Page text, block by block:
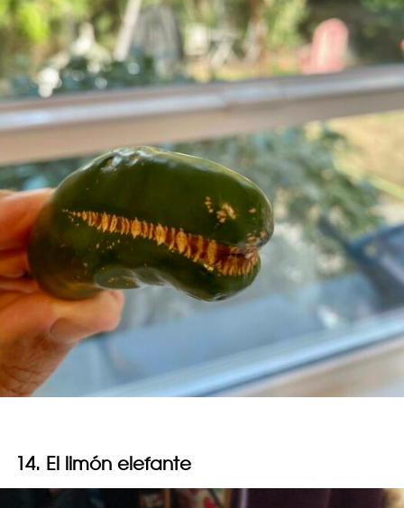
14. El limón elefante